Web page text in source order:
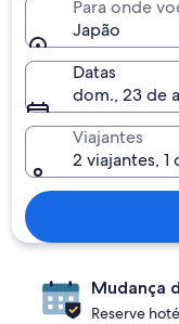
Para onde
Japão
Datas
dom., 23 de
Viajantes
2 viajantes, 1
Mudança
Reserve